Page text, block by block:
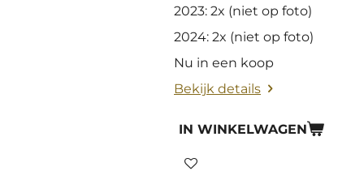
2023: 2x (niet op foto)
2024: 2x (niet op foto)
Nu in een koop
Bekijk details
IN WINKELWAGEN